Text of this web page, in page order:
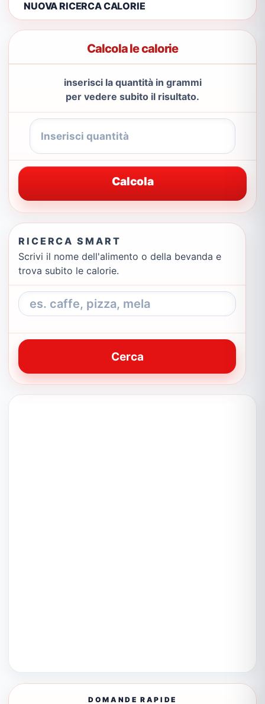
NUOVA RICERCA CALORIE
Calcola le calorie
inserisci la quantità in grammi
per vedere subito il risultato.
Calcola
RICERCA SMART
Scrivi il nome dell'alimento o della bevanda e
trova subito le calorie.
Cerca
DOMANDE RAPIDE